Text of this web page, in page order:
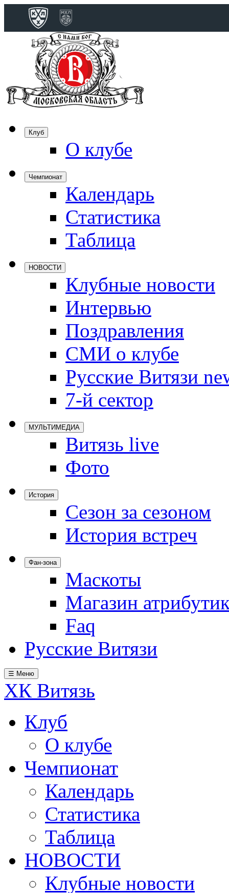
Клуб
О клубе
Чемпионат
Календарь
Статистика
Таблица
НОВОСТИ
Клубные новости
Интервью
Поздравления
СМИ о клубе
Русские Витязи
7-й сектор
МУЛЬТИМЕДИА
Витязь live
Фото
История
Сезон за сезоном
История встреч
Фан-зона
Маскоты
Магазин
Faq
Русские Витязи
☰ Меню
ХК Витязь
Клуб
О клубе
Чемпионат
Календарь
Статистика
Таблица
НОВОСТИ
Клубные новости